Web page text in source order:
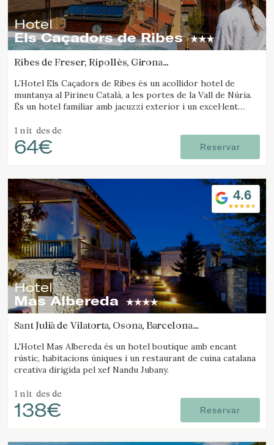
Hotel
Els Caçadors de Ribes
Ribes de Freser, Ripollès, Girona
L’Hotel Els Caçadors de Ribes és un acollidor hotel de
muntanya al Pirineu Català, a les portes de la Vall de Núria.
És un hotel familiar amb jacuzzi exterior i un excel·lent
1 nit des de
64€ Reservar
4.6
Hotel
Mas Albereda
Sant Julià de Vilatorta, Osona, Barcelona
L'Hotel Mas Albereda és un hotel boutique amb encant
rústic, habitacions úniques i un restaurant de cuina catalana
creativa dirigida pel xef Nandu Jubany.
1 nit des de
138€ Reservar